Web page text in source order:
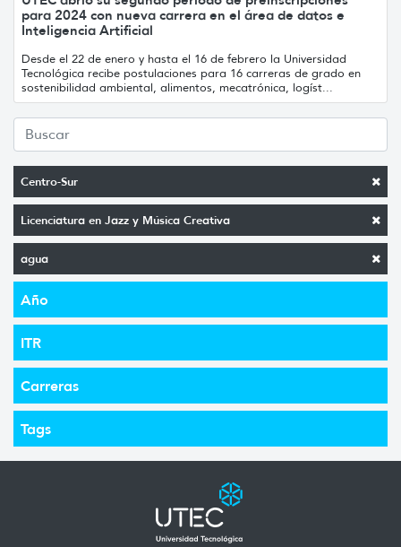
Centro-Sur
Licenciatura en Jazz y Música Creativa
agua
Año
ITR
Carreras
Tags
para 2024 con nueva carrera en el área de datos e
Inteligencia Artificial
Desde el 22 de enero y hasta el 16 de febrero la Universidad
Tecnológica recibe postulaciones para 16 carreras de grado en
sostenibilidad ambiental, alimentos, mecatrónica, logíst...